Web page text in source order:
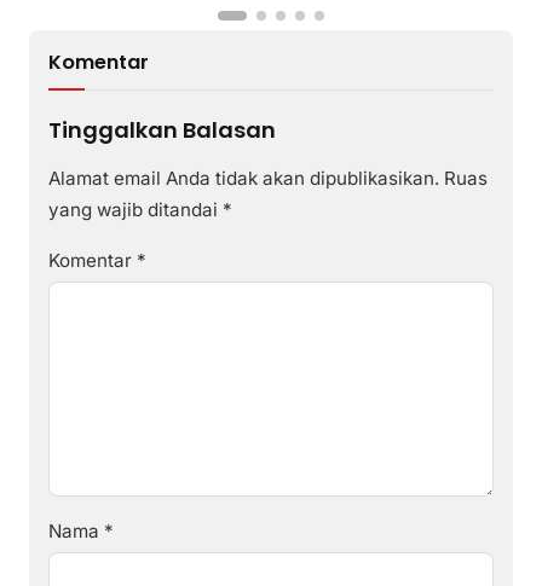
Komentar
Tinggalkan Balasan
Alamat email Anda tidak akan dipublikasikan. Ruas
yang wajib ditandai *
Komentar *
Nama *